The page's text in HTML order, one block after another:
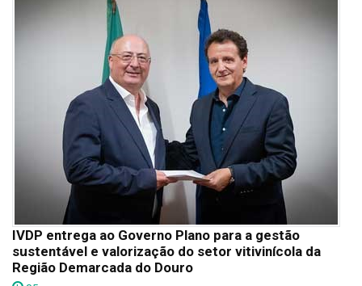
IVDP entrega ao Governo Plano para a gestão
sustentável e valorização do setor vitivinícola da
Região Demarcada do Douro